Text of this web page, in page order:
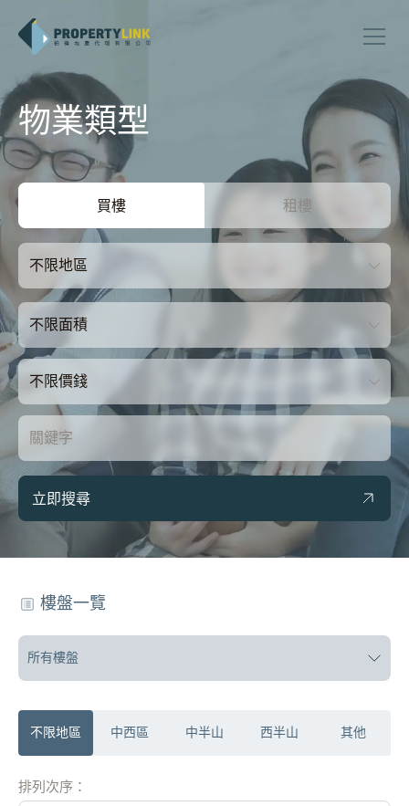
買樓 租樓
不限地區
不限面積
不限價錢
立即搜尋
物業類型
樓盤一覽
所有樓盤
不限地區 中西區 中半山 西半山 其他
排列次序：